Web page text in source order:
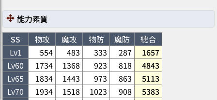
能力素質
SS
物攻 魔攻 物防 魔防
總合
Lv1
554 483 333 287
1657
Lv60 1734 1368 923 818
4843
Lv65 1834 1443 973 863
5113
Lv70 1934 1518 1023 908
5383